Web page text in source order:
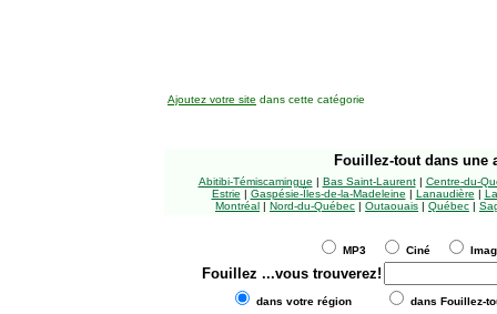
Ajoutez votre site dans cette catégorie
Fouillez-tout dans une
Abitibi-Témiscamingue | Bas Saint-Laurent| Centre-du-
Estrie | Gaspésie-Îles-de-la-Madeleine | Lanaudière |
Montréal | Nord-du-Québec | Outaouais | Québec |
MP3 Ciné
Fouillez ...vous trouverez!
dans votre région dans Fouillez-